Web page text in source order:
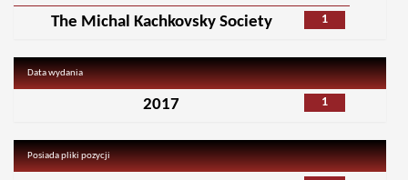
1
The Michal Kachkovsky Society
Data wydania
1
2017
Posiada pliki pozycji